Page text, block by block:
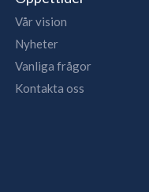
Vår vision
Nyheter
Vanliga frågor
Kontakta oss